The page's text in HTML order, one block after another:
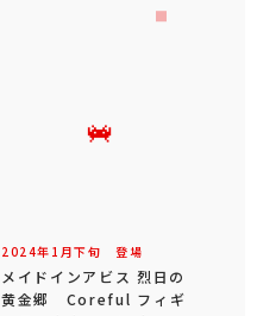
2024年 1 月下旬 登場
メイドインアビス 烈日の
黄金郷 Coreful フィギ